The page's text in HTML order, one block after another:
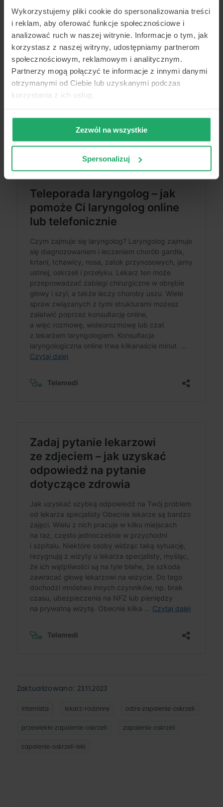
Wykorzystujemy pliki cookie do spersonalizowania treści
i reklam, aby oferować funkcje społecznościowe i
analizować ruch w naszej witrynie. Informacje o tym, jak
korzystasz z naszej witryny, udostępniamy partnerom
społecznościowym, reklamowym i analitycznym.
Partnerzy mogą połączyć te informacje z innymi danymi
otrzymanymi od Ciebie lub uzyskanymi podczas
korzystania z ich usług.
Zezwól na wszystkie
Spersonalizuj
Zaktualizowano: 23.11.2023
internista lekarz-rodzinny ostre-zapalenie-oskrzeli
przewlekłe-zapalenie-oskrzeli zapalenie-oskrzeli
zapalenie-oskrzeli-leki